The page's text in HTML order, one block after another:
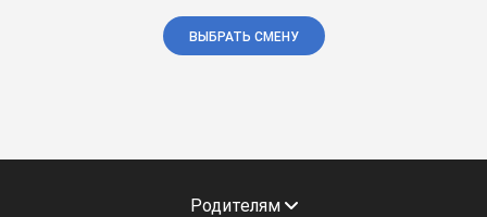
ВЫБРАТЬ СМЕНУ
Родителям